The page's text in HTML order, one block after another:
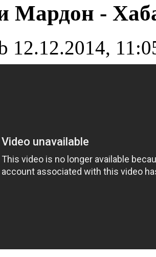
Мардон -
12.12.2014,